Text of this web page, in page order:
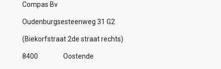
Compas Bv
Oudenburgsesteenweg 31 G2
(Biekorfstraat 2de straat rechts)
8400 Oostende